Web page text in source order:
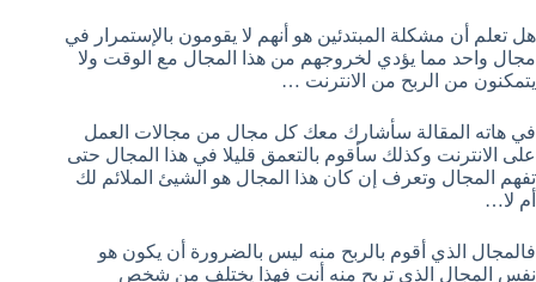
هل تعلم أن مشكلة المبتدئين هو أنهم لا يقومون بالإستمرار في
مجال واحد مما يؤدي لخروجهم من هذا المجال مع الوقت ولا
يتمكنون من الربح من الانترنت …
في هاته المقالة سأشارك معك كل مجال من مجالات العمل
على الانترنت وكذلك سأقوم بالتعمق قليلا في هذا المجال حتى
تفهم المجال وتعرف إن كان هذا المجال هو الشيئ الملائم لك
أم لا…
فالمجال الذي أقوم بالربح منه ليس بالضرورة أن يكون هو
نفس المجال الذي تربح منه أنت فهذا يختلف من شخص